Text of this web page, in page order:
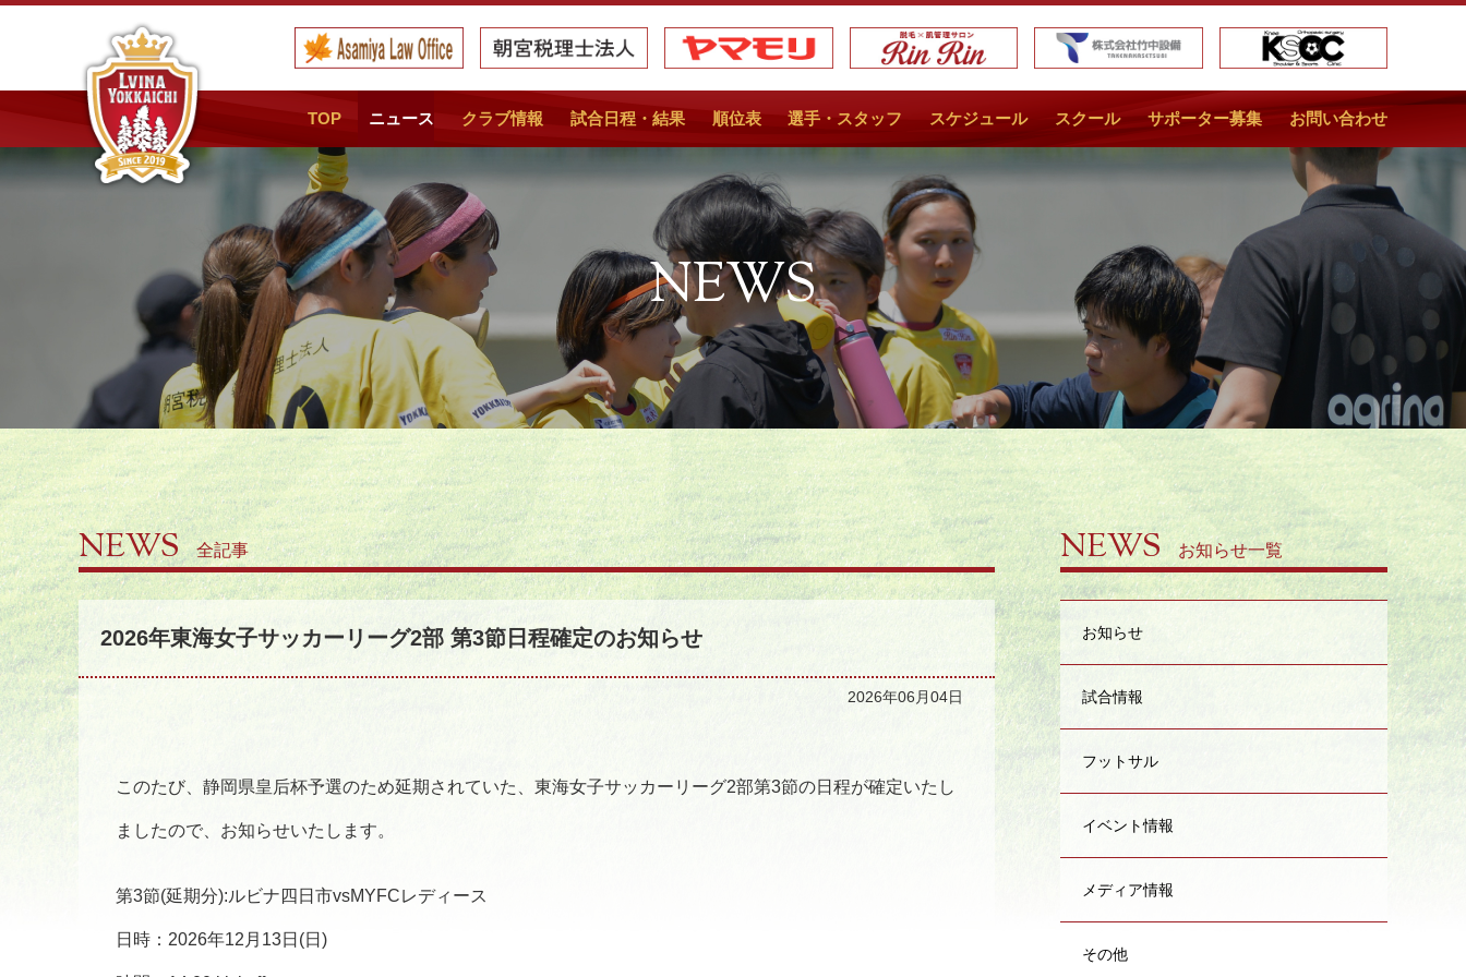
TOP ニュース クラブ情報 試合日程・結果 順位表 選手・スタッフ スケジュール スクール サポーター募集 お問い合わせ
NEWS
NEWS お知らせ一覧
お知らせ
試合情報
フットサル
イベント情報
メディア情報
その他
NEWS 全記事
2026年東海女子サッカーリーグ2部 第3節日程確定のお知らせ
2026年06月04日
このたび、静岡県皇后杯予選のため延期されていた、東海女子サッカーリーグ2部第3節の日程が確定いたし
ましたので、お知らせいたします。
第3節(延期分):ルビナ四日市vsMYFCレディース
日時：2026年12月13日(日)